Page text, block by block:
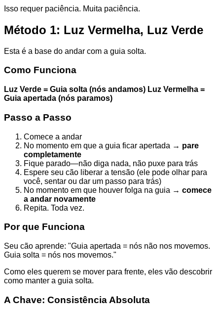
Isso requer paciência. Muita paciência.
Método 1: Luz Vermelha, Luz Verde
Esta é a base do andar com a guia solta.
Como Funciona
Luz Verde = Guia solta (nós andamos) Luz Vermelha =
Guia apertada (nós paramos)
Passo a Passo
Comece a andar
No momento em que a guia ficar apertada → pare
completamente
Fique parado—não diga nada, não puxe para trás
Espere seu cão liberar a tensão (ele pode olhar para
você, sentar ou dar um passo para trás)
No momento em que houver folga na guia → comece
a andar novamente
Repita. Toda vez.
Por que Funciona
Seu cão aprende: "Guia apertada = nós não nos movemos.
Guia solta = nós nos movemos."
Como eles querem se mover para frente, eles vão descobrir
como manter a guia solta.
A Chave: Consistência Absoluta